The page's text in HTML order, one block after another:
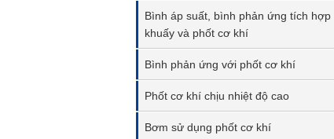
Bình áp suất, bình phản ứng tích hợp
khuấy và phốt cơ khí
Bình phản ứng với phốt cơ khí
Phốt cơ khí chịu nhiệt độ cao
Bơm sử dụng phốt cơ khí